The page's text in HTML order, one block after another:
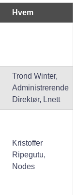
Hvem
Trond Winter,
Administrerende
Direktør, Lnett
Kristoffer
Ripegutu,
Nodes